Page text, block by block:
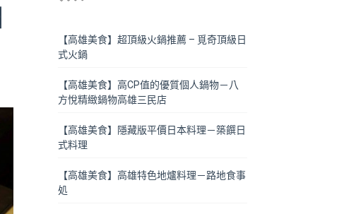
【高雄美食】超頂級火鍋推薦 – 覓奇頂級日
式火鍋
【高雄美食】高CP值的優質個人鍋物－八
方悅精緻鍋物高雄三民店
【高雄美食】隱藏版平價日本料理－築饌日
式料理
【高雄美食】高雄特色地爐料理－路地食事
処